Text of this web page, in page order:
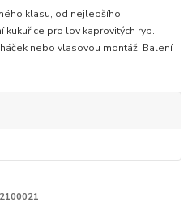
klasu, od nejlepšího
pro lov kaprovitých ryb.
nebo vlasovou montáž. Balení